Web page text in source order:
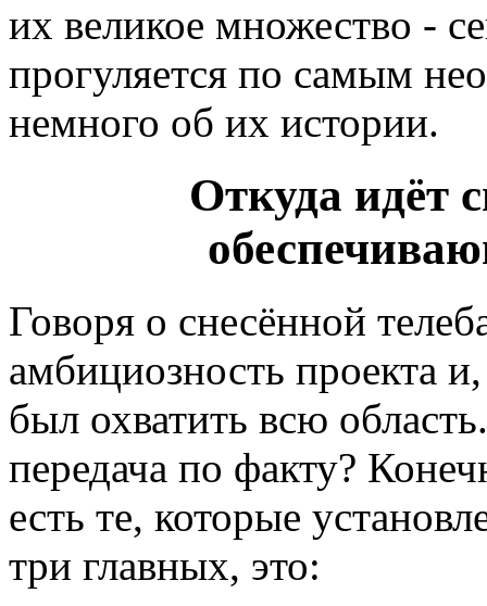
их великое множество -
прогуляется по самым
немного об их истории.
Откуда идёт
Говоря о снесённой
амбициозность проекта
был охватить всю
передача по факту?
есть те, которые
три главных, это: